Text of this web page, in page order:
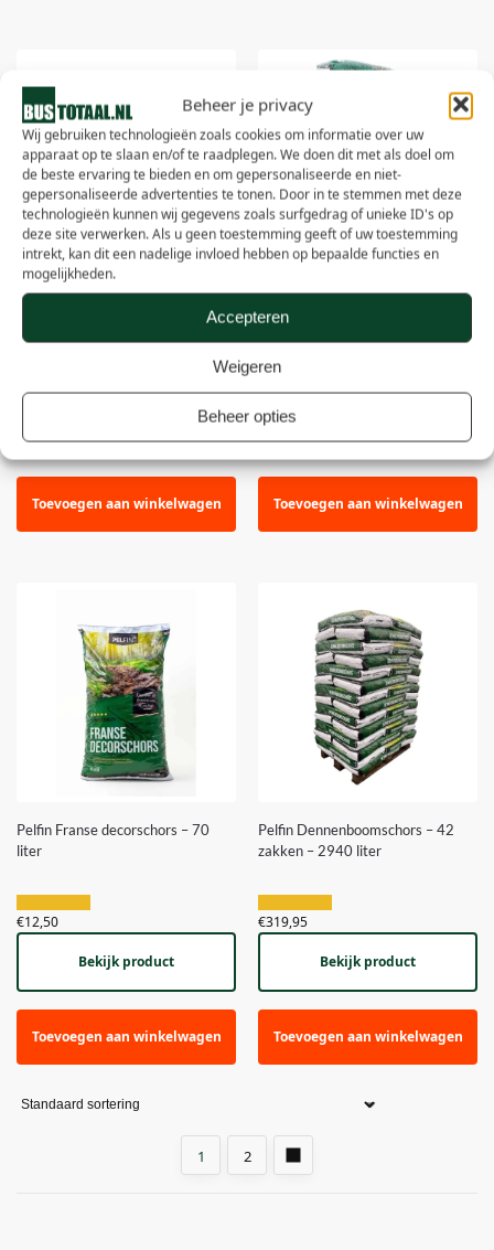
Beheer je privacy
Wij gebruiken technologieën zoals cookies om informatie over uw
apparaat op te slaan en/of te raadplegen. We doen dit met als doel om
de beste ervaring te bieden en om gepersonaliseerde en niet-
gepersonaliseerde advertenties te tonen. Door in te stemmen met deze
technologieën kunnen wij gegevens zoals surfgedrag of unieke ID's op
deze site verwerken. Als u geen toestemming geeft of uw toestemming
intrekt, kan dit een nadelige invloed hebben op bepaalde functies en
mogelijkheden.
Accepteren
Weigeren
Beheer opties
Pelfin Franse decorschors – 18
289,95
Toevoegen aan winkelwagen
Pelfin Franse decorschors – 36
zakken – 2520 liter
€449,95
Toevoegen aan winkelwagen
Pelfin Franse decorschors – 70
liter
€12,50
Bekijk product
Toevoegen aan winkelwagen
Pelfin Dennenboomschors – 42
zakken – 2940 liter
€319,95
Bekijk product
Toevoegen aan winkelwagen
1 2